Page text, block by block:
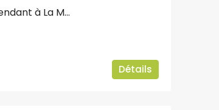
Villa avec Appartement Indépendant à La Marsa
Détails